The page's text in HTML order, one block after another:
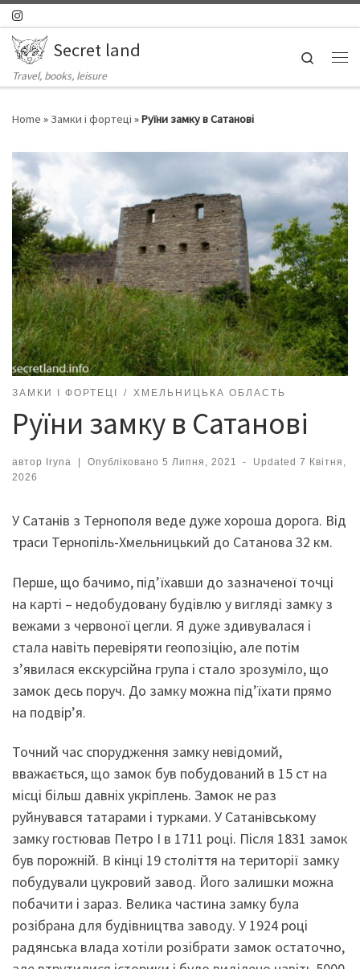
Skip to content
Secret land
Travel, books, leisure
Search
Home » Замки і фортеці »Руїни замку в Сатанові
ЗАМКИ І ФОРТЕЦІ ХМЕЛЬНИЦЬКА ОБЛАСТЬ
Руїни замку в Сатанові
автор Iryna Опубліковано 5 Липня, 2021 - Updated7 Квітня,
2026
У Сатанів з Тернополя веде дуже хороша дорога. Від
траси Тернопіль-Хмельницький до Сатанова 32 км.
Перше, що бачимо, під’їхавши до зазначеної точці
на карті – недобудовану будівлю у вигляді замку з
вежами з червоної цегли. Я дуже здивувалася і
стала навіть перевіряти геопозіцію, але потім
з’явилася екскурсійна група і стало зрозуміло, що
замок десь поруч. До замку можна під’їхати прямо
на подвір’я.
Точний час спорудження замку невідомий,
вважається, що замок був побудований в 15 ст на
місці більш давніх укріплень. Замок не раз
руйнувався татарами і турками. У Сатанівському
замку гостював Петро I в 1711 році. Після 1831 замок
був порожній. В кінці 19 століття на території замку
побудували цукровий завод. Його залишки можна
побачити і зараз. Велика частина замку була
розібрана для будівництва заводу. У 1924 році
радянська влада хотіли розібрати замок остаточно,